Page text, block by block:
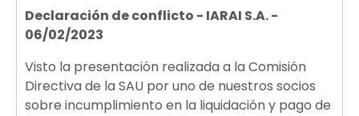
Declaración de conflicto - IARAI S.A. -
06/02/2023
Visto la presentación realizada a la Comisión
Directiva de la SAU por uno de nuestros socios
sobre incumplimiento en la liquidación y pago de